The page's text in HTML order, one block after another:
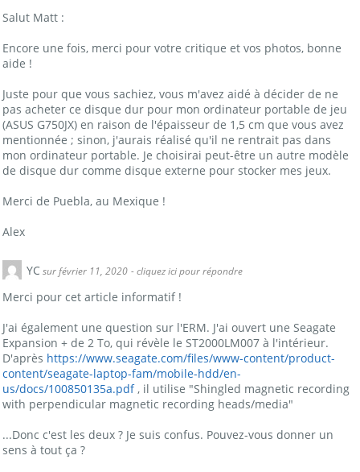
Salut Matt :
Encore une fois, merci pour votre critique et vos photos, bonne
aide !
Juste pour que vous sachiez, vous m'avez aidé à décider de ne
pas acheter ce disque dur pour mon ordinateur portable de jeu
(ASUS G750JX) en raison de l'épaisseur de 1,5 cm que vous avez
mentionnée ; sinon, j'aurais réalisé qu'il ne rentrait pas dans
mon ordinateur portable. Je choisirai peut-être un autre modèle
de disque dur comme disque externe pour stocker mes jeux.
Merci de Puebla, au Mexique !
Alex
YCsur février 11, 2020 - cliquez ici pour répondre
Merci pour cet article informatif !
J'ai également une question sur l'ERM. J'ai ouvert une Seagate
Expansion + de 2 To, qui révèle le ST2000LM007 à l'intérieur.
D'après https://www.seagate.com/files/www-content/product-
content/seagate-laptop-fam/mobile-hdd/en-
us/docs/100850135a.pdf, il utilise "Shingled magnetic recording
with perpendicular magnetic recording heads/media"
...Donc c'est les deux ? Je suis confus. Pouvez-vous donner un
sens à tout ça ?